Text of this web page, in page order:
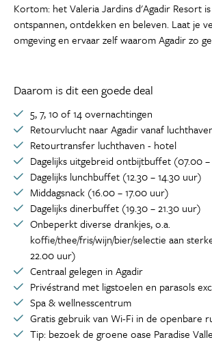
Kortom: het Valeria Jardins d'Agadir Resort
ontspannen, ontdekken en beleven. Laat je
omgeving en ervaar zelf waarom Agadir zo
Daarom is dit een goede deal
5, 7, 10 of 14 overnachtingen
Retourvlucht naar Agadir vanaf
Retourtransfer luchthaven - hotel
Dagelijks uitgebreid ontbijtbuffet (07.00
Dagelijks lunchbuffet (12.30 – 14.30 uur)
Middagsnack (16.00 – 17.00 uur)
Dagelijks dinerbuffet (19.30 – 21.30 uur)
Onbeperkt diverse drankjes, o.a.
koffie/thee/fris/wijn/bier/selectie aan
22.00 uur)
Centraal gelegen in Agadir
Privéstrand met ligstoelen en parasols
Spa & wellnesscentrum
Gratis gebruik van Wi-Fi in de openbare
Tip: bezoek de groene oase Paradise